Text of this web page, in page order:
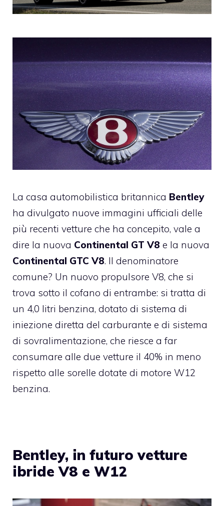
La casa automobilistica britannica Bentley
ha divulgato nuove immagini ufficiali delle
più recenti vetture che ha concepito, vale a
dire la nuova Continental GT V8 e la nuova
Continental GTC V8. Il denominatore
comune? Un nuovo propulsore V8, che si
trova sotto il cofano di entrambe: si tratta di
un 4,0 litri benzina, dotato di sistema di
iniezione diretta del carburante e di sistema
di sovralimentazione, che riesce a far
consumare alle due vetture il 40% in meno
rispetto alle sorelle dotate di motore W12
benzina.
Bentley, in futuro vetture
ibride V8 e W12